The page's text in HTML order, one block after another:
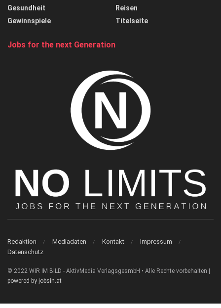
Gesundheit
Gewinnspiele
Reisen
Titelseite
Jobs for the next Generation
Redaktion Mediadaten Kontakt
Impressum
Datenschutz
© 2022 WIR IM BILD - AktivMedia VerlagsgesmbH • Alle Rechte vorbehalten |
powered by jobsin.at